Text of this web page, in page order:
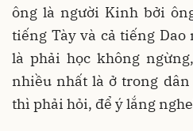
ông là người Kinh bởi
tiếng Tày và cả tiếng Dao
là phải học không
nhiều nhất là ở trong
thì phải hỏi, để ý lắng